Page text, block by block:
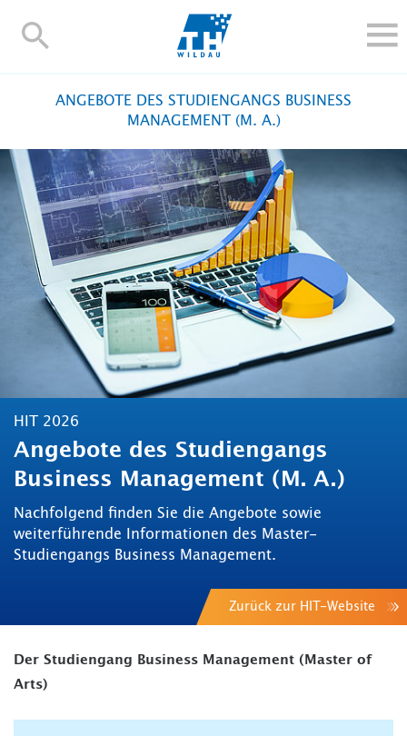
TH-
FORSCHUNG UND TRANSFER
ALUMNI
HOCHSCHULE
INTERNATIONAL
BESCHÄFTIGTE
Blogs Kontakt und Anfahrt Webmail Moodle
TH Online-Portal Personensuche English
ANGEBOTE DES STUDIENGANGS BUSINESS
MANAGEMENT (M. A.)
HIT 2026
Angebote des Studiengangs
Business Management (M. A.)
Nachfolgend finden Sie die Angebote sowie
weiterführende Informationen des Master-
Studiengangs Business Management.
Zurück zur HIT-Website
Der Studiengang Business Management (Master of
Arts)